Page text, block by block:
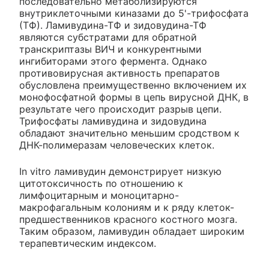
внутриклеточными киназами до 5'-трифосфата
(ТФ). Ламивудина-ТФ и зидовудина-ТФ
являются субстратами для обратной
транскриптазы ВИЧ и конкурентными
ингибиторами этого фермента. Однако
противовирусная активность препаратов
обусловлена преимущественно включением их
монофосфатной формы в цепь вирусной ДНК, в
результате чего происходит разрыв цепи.
Трифосфаты ламивудина и зидовудина
обладают значительно меньшим сродством к
ДНК-полимеразам человеческих клеток.
In vitro ламивудин демонстрирует низкую
цитотоксичность по отношению к
лимфоцитарным и моноцитарно-
макрофагальным колониям и к ряду клеток-
предшественников красного костного мозга.
Таким образом, ламивудин обладает широким
терапевтическим индексом.